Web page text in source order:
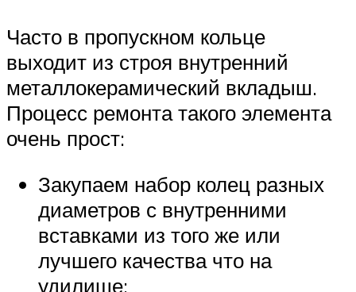
Часто в пропускном кольце
выходит из строя внутренний
металлокерамический вкладыш.
Процесс ремонта такого элемента
очень прост:
Закупаем набор колец разных
диаметров с внутренними
вставками из того же или
лучшего качества что на
удилище;